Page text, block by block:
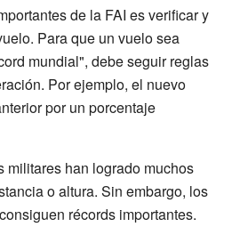
de la FAI es verificar y
Para que un vuelo sea
mundial", debe seguir reglas
Por ejemplo, el nuevo
por un porcentaje
militares han logrado muchos
o altura. Sin embargo, los
récords importantes.